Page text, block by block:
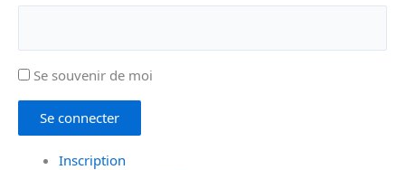
Se souvenir de moi
Se connecter
Inscription